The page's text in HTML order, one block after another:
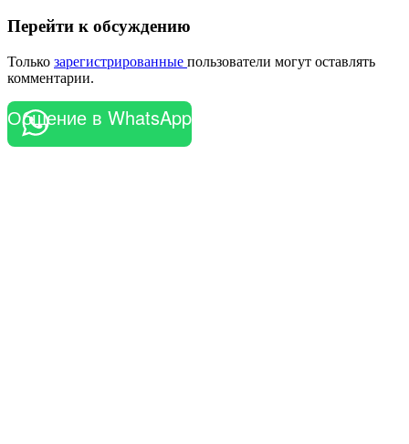
Перейти к обсуждению
Только зарегистрированные пользователи могут оставлять
комментарии.
Общение в WhatsApp